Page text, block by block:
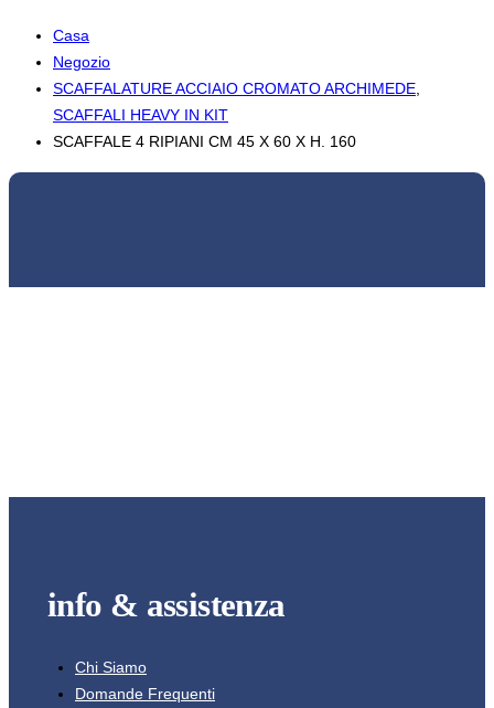
Casa
Negozio
SCAFFALATURE ACCIAIO CROMATO ARCHIMEDE
SCAFFALI HEAVY IN KIT
SCAFFALE 4 RIPIANI CM 45 X 60 X H. 160
info & assistenza
Chi Siamo
Domande Frequenti